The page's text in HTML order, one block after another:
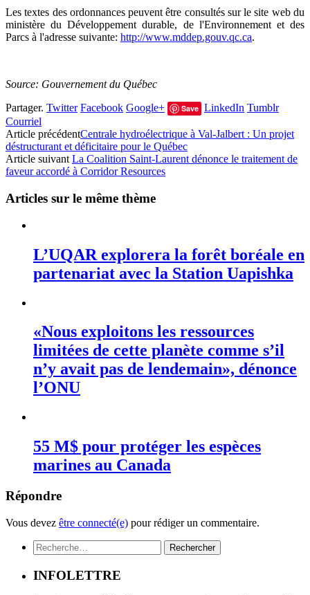
Les textes des ordonnances peuvent être consultés sur le site web du
ministère du Développement durable, de l'Environnement et des
Parcs à l'adresse suivante: http://www.mddep.gouv.qc.ca.
Source: Gouvernement du Québec
Partager. Twitter Facebook Google+ Save LinkedIn Tumblr
Courriel
Article précédentCentrale hydroélectrique à Val-Jalbert : Un projet
déstructurant et déficitaire pour le Québec
Article suivant La Coalition Saint-Laurent dénonce le traitement de
faveur accordé à Corridor Resources
Articles sur le même thème
L’UQAR explorera la forêt boréale en
partenariat avec la Station Uapishka
«Nous exploitons les ressources
limitées de cette planète comme s’il
n’y avait pas de lendemain», dénonce
l’ONU
55 M$ pour protéger les espèces
marines au Canada
Répondre
Vous devez être connecté(e) pour rédiger un commentaire.
Rechercher :
INFOLETTRE